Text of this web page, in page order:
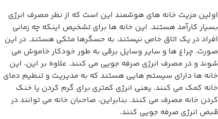
اولین مزیت خانه های هوشمند این است که از نظر مصرف انرژی
بسیار کارآمد هستند. این خانه ها برای تشخیص اینکه چه زمانی
افراد در یک اتاق خاص نیستند، به حسگرها متکی هستند. در این
صورت، چراغ ها و سایر وسایل برقی به طور خودکار خاموش می
شوند و در مصرف انرژی صرفه جویی می کنند. علاوه بر این، این
خانه ها دارای سیستم هایی هستند که به مدیریت و تنظیم دمای
خانه کمک می کنند. یعنی انرژی کمتری برای گرم کردن یا خنک
کردن خانه مصرف می کنند. بنابراین، صاحبان خانه می توانند در
قبض انرژی صرفه جویی کنند.